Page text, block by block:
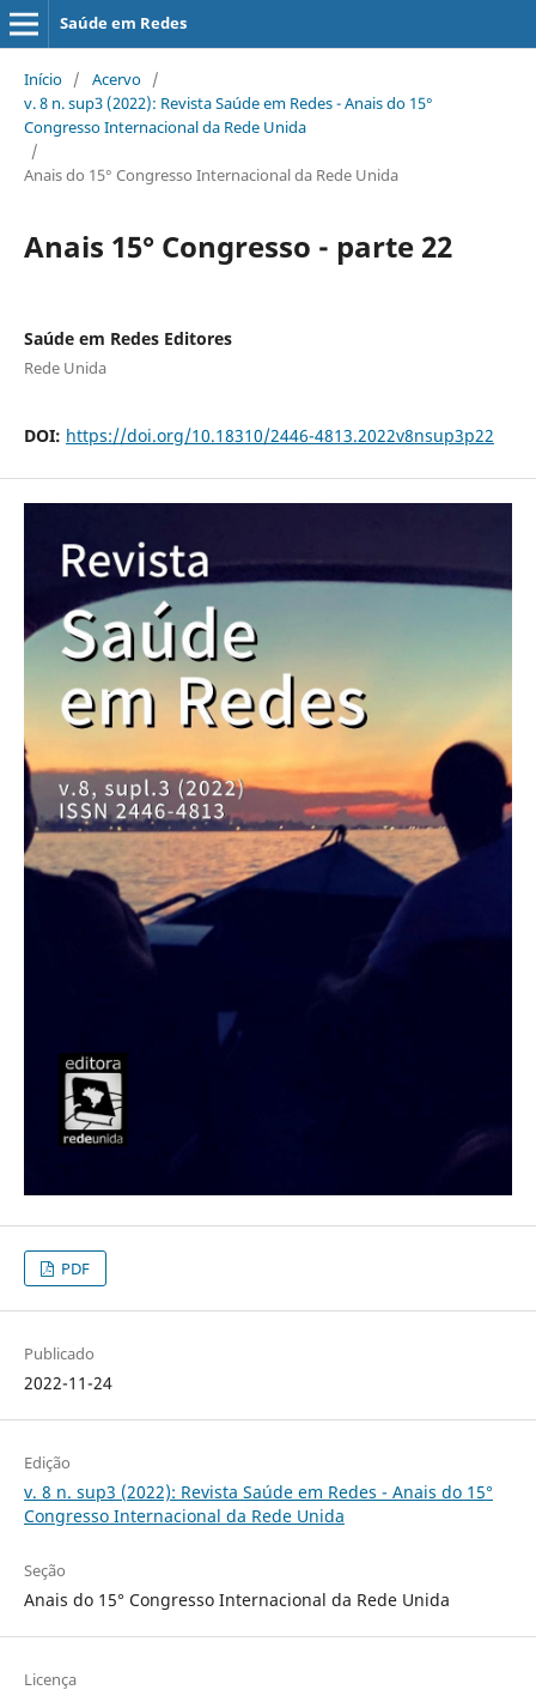
Saúde em Redes
Início / Acervo /
v. 8 n. sup3 (2022): Revista Saúde em Redes - Anais do 15°
Congresso Internacional da Rede Unida
/
Anais do 15° Congresso Internacional da Rede Unida
Anais 15° Congresso - parte 22
Saúde em Redes Editores
Rede Unida
DOI: https://doi.org/10.18310/2446-4813.2022v8nsup3p22
PDF
Publicado
2022-11-24
Edição
v. 8 n. sup3 (2022): Revista Saúde em Redes - Anais do 15°
Congresso Internacional da Rede Unida
Seção
Anais do 15° Congresso Internacional da Rede Unida
Licença